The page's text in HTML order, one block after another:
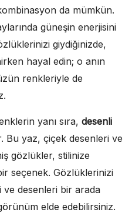
da mümkün.
güneşin enerjisini
giydiğinizde,
hayal edin; o anın
renkleriyle de
yanı sıra, desenli
Bu yaz, çiçek desenleri ve
gözlükler, stilinize
seçenek. Gözlüklerinizi
desenleri bir arada
elde edebilirsiniz.